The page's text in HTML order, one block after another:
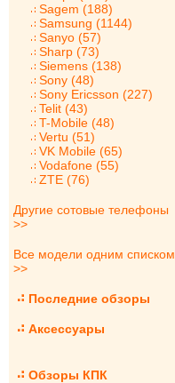
Sagem (188)
Samsung (1144)
Sanyo (57)
Sharp (73)
Siemens (138)
Sony (48)
Sony Ericsson (227)
Telit (43)
T-Mobile (48)
Vertu (51)
VK Mobile (65)
Vodafone (55)
ZTE (76)
Другие сотовые телефоны
>>
Все модели одним списком
>>
Последние обзоры
Аксессуары
Обзоры КПК